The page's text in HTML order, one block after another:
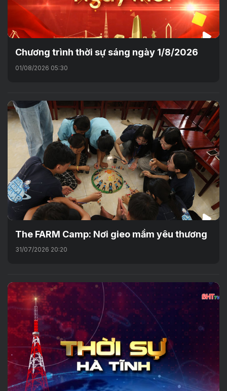
Chương trình thời sự sáng ngày 1/8/2026
01/08/2026 05:30
The FARM Camp: Nơi gieo mầm yêu thương
31/07/2026 20:20